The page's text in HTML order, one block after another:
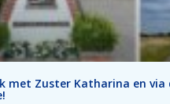
met Zuster Katharina en via